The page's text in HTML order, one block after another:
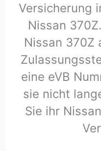
Versicherung
Nissan
Nissan 370Z
eine eVB
sie nicht
Sie ihr